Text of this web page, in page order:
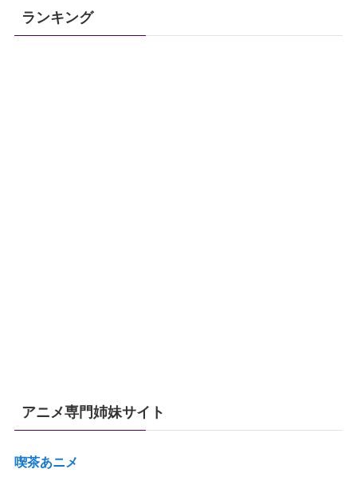
ランキング
アニメ専門姉妹サイト
喫茶あニメ